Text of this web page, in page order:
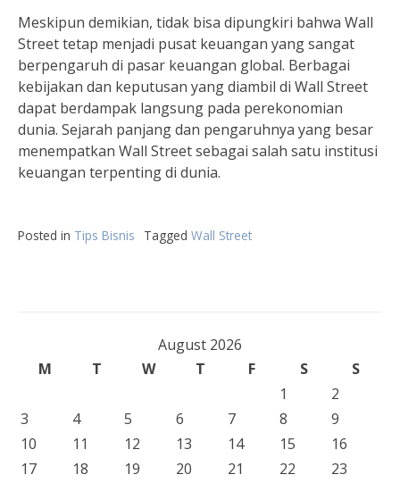
Meskipun demikian, tidak bisa dipungkiri bahwa Wall
Street tetap menjadi pusat keuangan yang sangat
berpengaruh di pasar keuangan global. Berbagai
kebijakan dan keputusan yang diambil di Wall Street
dapat berdampak langsung pada perekonomian
dunia. Sejarah panjang dan pengaruhnya yang besar
menempatkan Wall Street sebagai salah satu institusi
keuangan terpenting di dunia.
Posted in Tips Bisnis Tagged Wall Street
August 2026
M
T W T F S
S
1
2
3
4 5 6 7 8
9
10
11 12 13 14 15
16
17
18 19 20 21 22
23